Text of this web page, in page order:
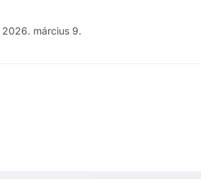
2026. március 9.